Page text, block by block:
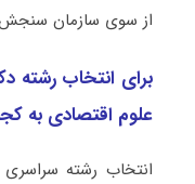
از سوی سازمان
برای انتخاب رشته
ﻋﻠﻮم اﻗﺘﺼﺎدی به
انتخاب رشته